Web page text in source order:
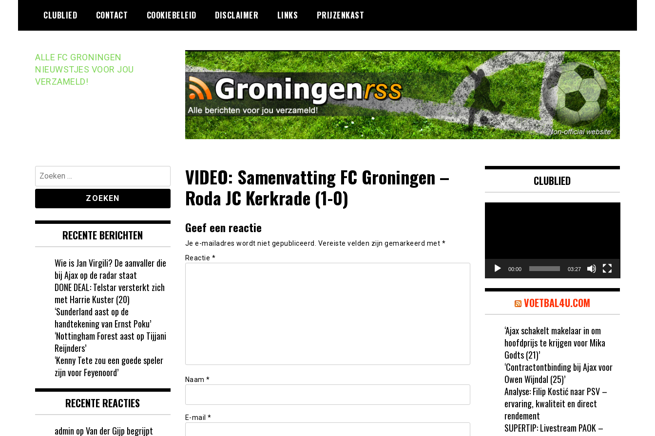
de
CLUBLIED CONTACT COOKIEBELEID DISCLAIMER LINKS PRIJZENKAST
ALLE FC GRONINGEN
NIEUWSTJES VOOR JOU
VERZAMELD!
VIDEO: Samenvatting FC Groningen –
Roda JC Kerkrade (1-0)
Geef een reactie
Je e-mailadres wordt niet gepubliceerd. Vereiste velden zijn gemarkeerd met *
Reactie *
Naam *
E-mail *
Zoeken
naar:
RECENTE BERICHTEN
Wie is Jan Virgili? De aanvaller die
bij Ajax op de radar staat
DONE DEAL: Telstar versterkt zich
met Harrie Kuster (20)
‘Sunderland aast op de
handtekening van Ernst Poku’
‘Nottingham Forest aast op Tijjani
Reijnders’
‘Kenny Tete zou een goede speler
zijn voor Feyenoord’
RECENTE REACTIES
admin opVan der Gijp begrijpt
CLUBLIED
00:00 03:27
VOETBAL4U.COM
‘Ajax schakelt makelaar in om
hoofdprijs te krijgen voor Mika
Godts (21)’
‘Contractontbinding bij Ajax voor
Owen Wijndal (25)’
Analyse: Filip Kostić naar PSV –
ervaring, kwaliteit en direct
rendement
SUPERTIP: Livestream PAOK –